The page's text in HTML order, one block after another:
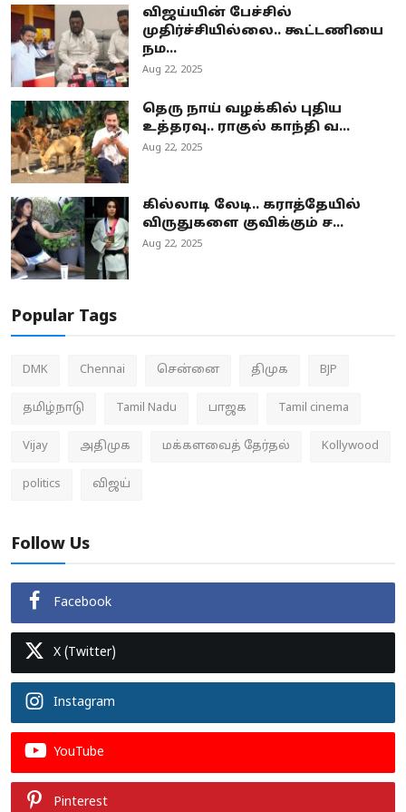
விஜய்யின் பேச்சில்
முதிர்ச்சியில்லை.. கூட்டணியை
நம...
Aug 22, 2025
தெரு நாய் வழக்கில் புதிய
உத்தரவு.. ராகுல் காந்தி வ...
Aug 22, 2025
கில்லாடி லேடி.. கராத்தேயில்
விருதுகளை குவிக்கும் ச...
Aug 22, 2025
Popular Tags
DMK Chennai சென்னை திமுக BJP
தமிழ்நாடு Tamil Nadu பாஜக Tamil cinema
Vijay அதிமுக மக்களவைத் தேர்தல் Kollywood
politics விஜய்
Follow Us
Facebook
X (Twitter)
Instagram
YouTube
Pinterest